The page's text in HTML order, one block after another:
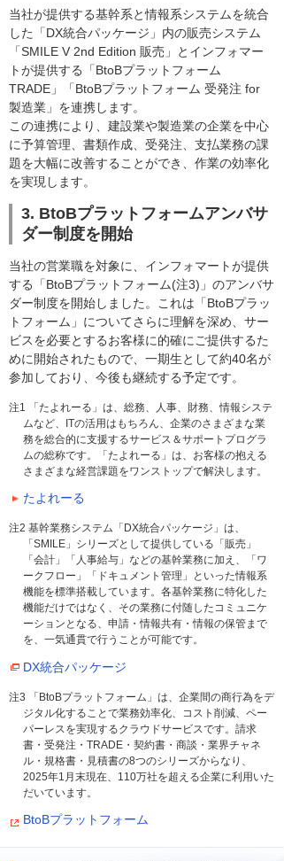
当社が提供する基幹系と情報系システムを統合
した「DX統合パッケージ」内の販売システム
「SMILE V 2nd Edition 販売」とインフォマー
トが提供する「BtoBプラットフォーム
TRADE」「BtoBプラットフォーム 受発注 for
製造業」を連携します。
この連携により、建設業や製造業の企業を中心
に予算管理、書類作成、受発注、支払業務の課
題を大幅に改善することができ、作業の効率化
を実現します。
3. BtoBプラットフォームアンバサ
ダー制度を開始
当社の営業職を対象に、インフォマートが提供
する「BtoBプラットフォーム(注3)」のアンバサ
ダー制度を開始しました。これは「BtoBプラッ
トフォーム」についてさらに理解を深め、サー
ビスを必要とするお客様に的確にご提供するた
めに開始されたもので、一期生として約40名が
参加しており、今後も継続する予定です。
注1 「たよれーる」は、総務、人事、財務、情報システ
ムなど、ITの活用はもちろん、企業のさまざまな業
務を総合的に支援するサービス＆サポートプログラ
ムの総称です。「たよれーる」は、お客様の抱える
さまざまな経営課題をワンストップで解決します。
たよれーる
注2 基幹業務システム「DX統合パッケージ」は、
「SMILE」シリーズとして提供している「販売」
「会計」「人事給与」などの基幹業務に加え、「ワ
ークフロー」「ドキュメント管理」といった情報系
機能を標準搭載しています。各基幹業務に特化した
機能だけではなく、その業務に付随したコミュニケ
ーションとなる、申請・情報共有・情報の保管まで
を、一気通貫で行うことが可能です。
DX統合パッケージ
注3 「BtoBプラットフォーム」は、企業間の商行為をデ
ジタル化することで業務効率化、コスト削減、ペー
パーレスを実現するクラウドサービスです。請求
書・受発注・TRADE・契約書・商談・業界チャネ
ル・規格書・見積書の8つのシリーズからなり、
2025年1月末現在、110万社を超える企業に利用いた
だいています。
BtoBプラットフォーム